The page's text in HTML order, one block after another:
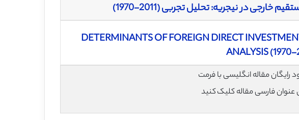
خارجی در نیجریه: تحلیل تجربی (2011-1970)
DETERMINANTS OF FOREIGN DIRECT
ANALYSIS (1970-